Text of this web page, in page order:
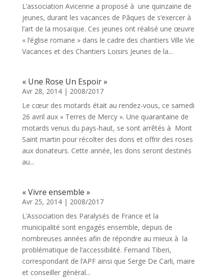
L‘association Avicenne a proposé à une quinzaine de
jeunes, durant les vacances de Pâques de s‘exercer à
l‘art de la mosaïque. Ces jeunes ont réalisé une œuvre
« l‘église romane » dans le cadre des chantiers Ville Vie
Vacances et des Chantiers Loisirs Jeunes de la...
« Une Rose Un Espoir »
Avr 28, 2014| 2008/2017
Le cœur des motards était au rendez-vous, ce samedi
26 avril aux « Terres de Mercy ». Une quarantaine de
motards venus du pays-haut, se sont arrêtés à Mont
Saint martin pour récolter des dons et offrir des roses
aux donateurs. Cette année, les dons seront destinés
au...
« Vivre ensemble »
Avr 25, 2014| 2008/2017
L‘Association des Paralysés de France et la
municipalité sont engagés ensemble, depuis de
nombreuses années afin de répondre au mieux à la
problématique de l‘accessibilité. Fernand Tiberi,
correspondant de l‘APF ainsi que Serge De Carli, maire
et conseiller général...